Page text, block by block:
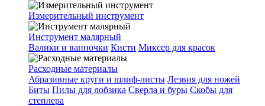
Измерительный инструмент
Инструмент малярный
Валики и ванночки Кисти Миксер для красок
Расходные материалы
Абразивные круги и шлиф-листы Лезвия для ножей
Биты Пилы для лобзика Сверла и буры Скобы для
степлера